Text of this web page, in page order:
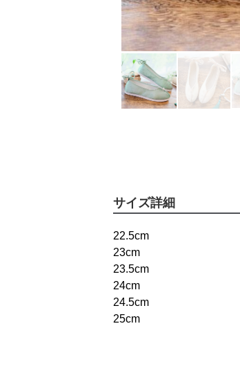
サイズ詳細
22.5cm
23cm
23.5cm
24cm
24.5cm
25cm